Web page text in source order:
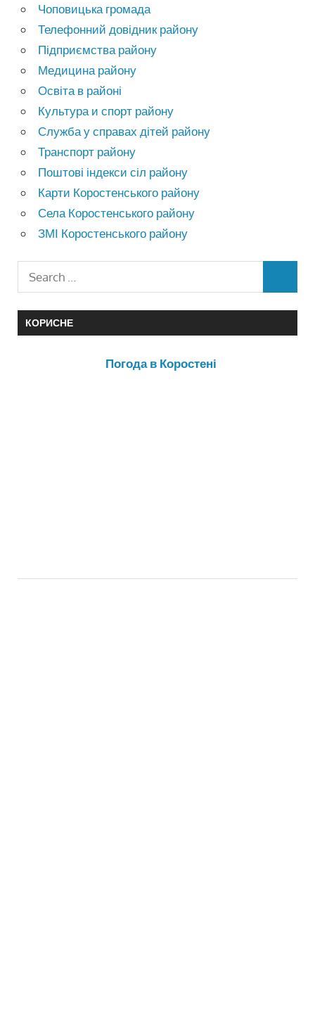
Чоповицька громада
Телефонний довідник району
Підприємства району
Медицина району
Освіта в районі
Культура и спорт району
Служба у справах дітей району
Транспорт району
Поштові індекси сіл району
Карти Коростенського району
Села Коростенського району
ЗМІ Коростенського району
КОРИСНЕ
Погода в Коростені